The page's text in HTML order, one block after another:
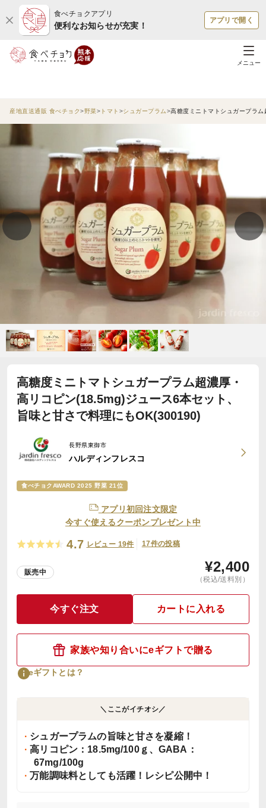
食べチョクアプリ
便利なお知らせが充実！
アプリで開く
メニュー
産地直送通販 食べチョク 野菜 トマト シュガープラム 高糖度ミニトマトシュガープラ
高糖度ミニトマトシュガープラム超濃厚・
高リコピン(18.5mg)ジュース6本セット、
旨味と甘さで料理にもOK(300190)
長野県東御市
ハルディンフレスコ
食べチョクAWARD 2025 野菜 21位
アプリ初回注文限定
今すぐ使えるクーポンプレゼント中
4.7 レビュー 19件 17件の投稿
販売中 ¥2,400
（税込/送料別）
今すぐ注文 カートに入れる
家族や知り合いにeギフトで贈る
eギフトとは？
＼ここがイチオシ／
シュガープラムの旨味と甘さを凝縮！
高リコピン：18.5mg/100ｇ、GABA：
67mg/100g
万能調味料としても活躍！レシピ公開中！